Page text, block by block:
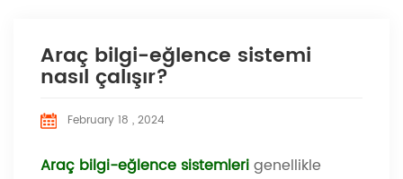
Araç bilgi-eğlence sistemi
nasıl çalışır?
February 18 , 2024
Araç bilgi-eğlence sistemlerigenellikle